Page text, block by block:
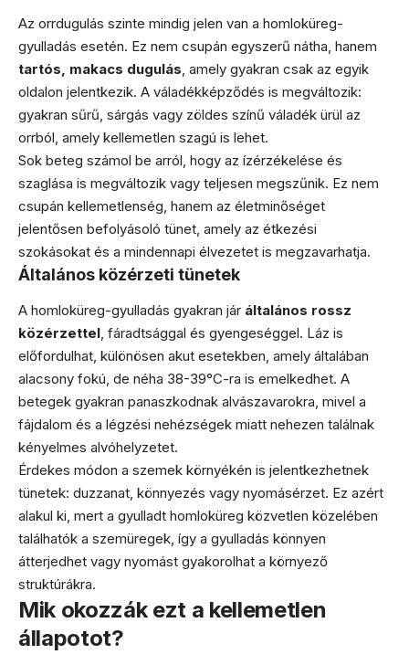
Az orrdugulás szinte mindig jelen van a homloküreg-
gyulladás esetén. Ez nem csupán egyszerű nátha, hanem
tartós, makacs dugulás, amely gyakran csak az egyik
oldalon jelentkezik. A váladékképződés is megváltozik:
gyakran sűrű, sárgás vagy zöldes színű váladék ürül az
orrból, amely kellemetlen szagú is lehet.
Sok beteg számol be arról, hogy az ízérzékelése és
szaglása is megváltozik vagy teljesen megszűnik. Ez nem
csupán kellemetlenség, hanem az életminőséget
jelentősen befolyásoló tünet, amely az étkezési
szokásokat és a mindennapi élvezetet is megzavarhatja.
Általános közérzeti tünetek
A homloküreg-gyulladás gyakran jár általános rossz
közérzettel , fáradtsággal és gyengeséggel. Láz is
előfordulhat, különösen akut esetekben, amely általában
alacsony fokú, de néha 38-39°C-ra is emelkedhet. A
betegek gyakran panaszkodnak alvászavarokra, mivel a
fájdalom és a légzési nehézségek miatt nehezen találnak
kényelmes alvóhelyzetet.
Érdekes módon a szemek környékén is jelentkezhetnek
tünetek: duzzanat, könnyezés vagy nyomásérzet. Ez azért
alakul ki, mert a gyulladt homloküreg közvetlen közelében
találhatók a szemüregek, így a gyulladás könnyen
átterjedhet vagy nyomást gyakorolhat a környező
struktúrákra.
Mik okozzák ezt a kellemetlen
állapotot?